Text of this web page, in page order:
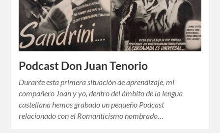
Podcast Don Juan Tenorio
Durante esta primera situación de aprendizaje, mi
compañero Joan y yo, dentro del ámbito de la lengua
castellana hemos grabado un pequeño Podcast
relacionado con el Romanticismo nombrado…